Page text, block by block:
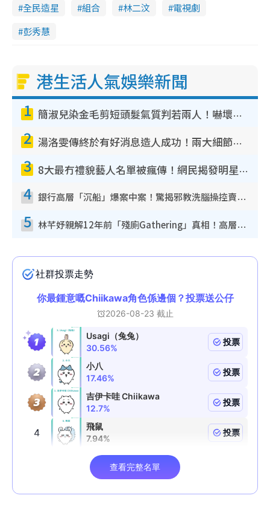
全民造星
組合 林二汶
電視劇
彭秀慧
港生活人氣娛樂新聞
1 簡淑兒染金毛剪短頭髮氣質判若兩人！嚇壞老公麥大力都認唔出：「你做咩事？」
2 湯洛雯傳終於有好消息造人成功！兩大細節曝孕味極濃惹猜測：大肚婆先會咁！
3 8大最冇禮貌藝人名單被瘋傳！網民揭發明星真面目 一致數臭呢位係無品天花板？
4 銀行高層「沉船」爆案中案！驚揭邪教洗腦操控賣淫被吞600萬 幕後黑手講多錯多
5 林芊妤親解12年前「殘廁Gathering」真相！高層解約一句話重創尊嚴至今拒返TVB